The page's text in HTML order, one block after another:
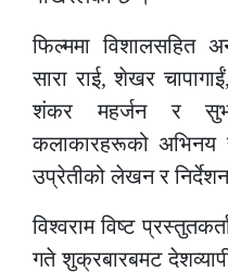
फिल्ममा विशालसहित
सारा राई, शेखर
शंकर महर्जन र
कलाकारहरूको अभिनय
उप्रेतीको लेखन र
विश्वराम विष्ट
गते शुक्रबारबमट